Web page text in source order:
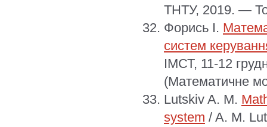
ТНТУ, 2019. —
Форись І.
систем
ІМСТ, 11-12
(Математичне
Lutskiv A. M.
system / A. M.